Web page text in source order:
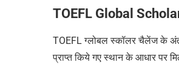
TOEFL Global
TOEFL ग्लोबल स्कॉलर चैलेंज के
प्राप्त किये गए स्थान के आधार पर